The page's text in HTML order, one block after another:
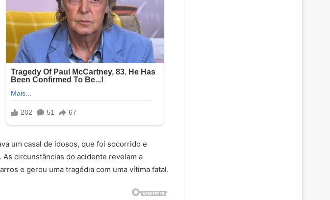
um casal de idosos, que foi socorrido e
circunstâncias do acidente revelam a
e gerou uma tragédia com uma vítima fatal.